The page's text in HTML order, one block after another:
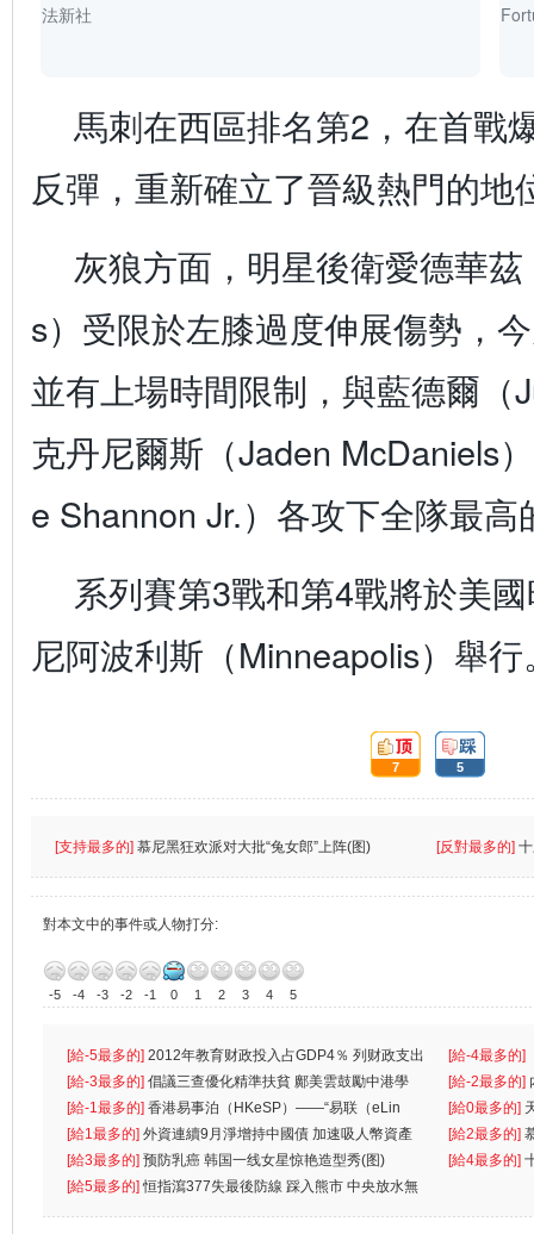
法新社
馬刺在西區排名第2，在首戰
反彈，重新確立了晉級熱門的地
灰狼方面，明星後衛愛德華
s）受限於左膝過度伸展傷勢，
並有上場時間限制，與藍德爾（
克丹尼爾斯（Jaden McDaniels
e Shannon Jr.）各攻下全隊最高
系列賽第3戰和第4戰將於美
尼阿波利斯（Minneapolis）舉行
頂:
7
踩:
5
[支持最多的] 慕尼黑狂欢派对大批“兔女郎”上阵(图) [反對最多的]
對本文中的事件或人物打分:
-5 -4 -3 -2 -1 0 1 2 3 4 5
[給-5最多的] 2012年教育财政投入占GDP4％ 列财政支出
首位
[給-4最多的]
一
[給-3最多的] 倡議三查優化精準扶貧 鄺美雲鼓勵中港學
生
[給-2最多的]
人
[給-1最多的] 香港易事泊（HKeSP）——“易联（eLin
k）”项目
[給0最多的]
[給1最多的] 外資連續9月淨增持中國債 加速吸人幣資產 [給2最多的]
[給3最多的] 预防乳癌 韩国一线女星惊艳造型秀(图) [給4最多的]
[給5最多的]恒指瀉377失最後防線 踩入熊市 中央放水無